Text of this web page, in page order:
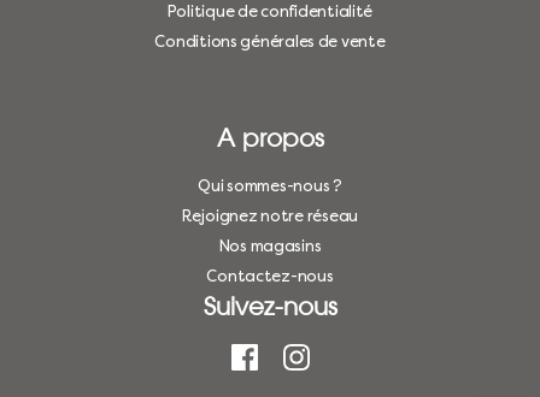
Politique de confidentialité
Conditions générales de vente
A propos
Qui sommes-nous ?
Rejoignez notre réseau
Nos magasins
Contactez-nous
Suivez-nous